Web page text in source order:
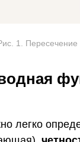
1. Пересечение
легко